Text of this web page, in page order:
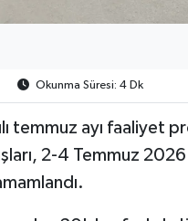
Okunma Süresi: 4 Dk
temmuz ayı faaliyet
2-4 Temmuz